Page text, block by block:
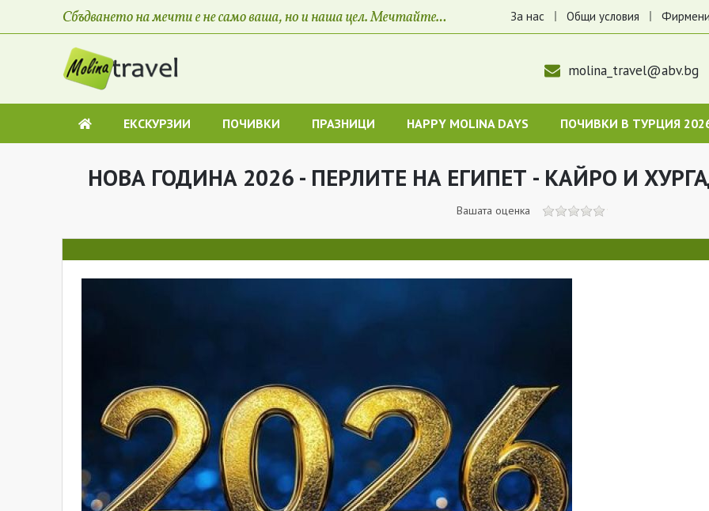
За нас Общи условия
molina_travel@abv.bg
ЕКСКУРЗИИ ПОЧИВКИ ПРАЗНИЦИ HAPPY MOLINA DAYS ПОЧИВКИ В ТУРЦИЯ
НОВА ГОДИНА 2026 - ПЕРЛИТЕ НА ЕГИПЕТ - КАЙРО И
Вашата оценка